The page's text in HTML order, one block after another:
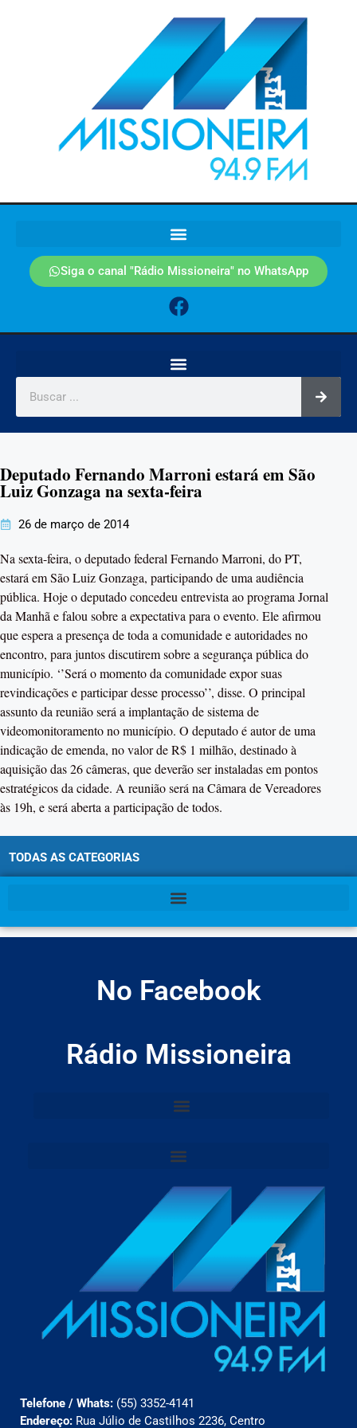
Siga o canal "Rádio Missioneira" no WhatsApp
Deputado Fernando Marroni estará em São
Luiz Gonzaga na sexta-feira
26 de março de 2014
Na sexta-feira, o deputado federal Fernando Marroni, do PT,
estará em São Luiz Gonzaga, participando de uma audiência
pública. Hoje o deputado concedeu entrevista ao programa Jornal
da Manhã e falou sobre a expectativa para o evento. Ele afirmou
que espera a presença de toda a comunidade e autoridades no
encontro, para juntos discutirem sobre a segurança pública do
município. ‘’Será o momento da comunidade expor suas
revindicações e participar desse processo’’, disse. O principal
assunto da reunião será a implantação de sistema de
videomonitoramento no município. O deputado é autor de uma
indicação de emenda, no valor de R$ 1 milhão, destinado à
aquisição das 26 câmeras, que deverão ser instaladas em pontos
estratégicos da cidade. A reunião será na Câmara de Vereadores
às 19h, e será aberta a participação de todos.
TODAS AS CATEGORIAS
No Facebook
Rádio Missioneira
Telefone / Whats: (55) 3352-4141
Endereço: Rua Júlio de Castilhos 2236, Centro